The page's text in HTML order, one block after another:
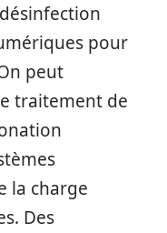
pour
peut
traitement de
la charge
Des